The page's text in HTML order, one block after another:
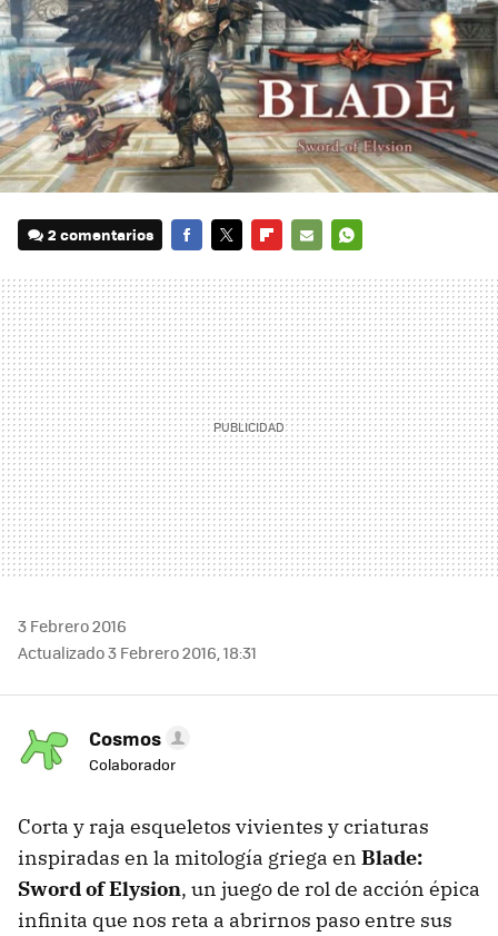
2 comentarios
MAIL
3 Febrero 2016
Actualizado 3 Febrero 2016, 18:31
Cosmos
Colaborador
Corta y raja esqueletos vivientes y criaturas
inspiradas en la mitología griega en Blade:
Sword of Elysion, un juego de rol de acción épica
infinita que nos reta a abrirnos paso entre sus